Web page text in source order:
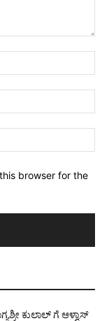
browser for the
ಕುಲಾಲ್ ಗೆ ಆಳ್ವಾಸ್